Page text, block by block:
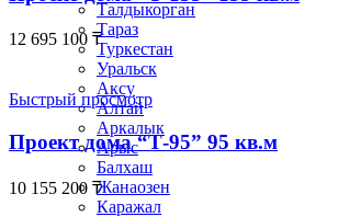
Талдыкорган
Тараз
Туркестан
Уральск
Аксу
Алтай
Аркалык
Арыс
Балхаш
Жанаозен
Каражал
12 695 100 ₸
Быстрый просмотр
Проект дома “Т-95” 95 кв.м
10 155 200 ₸